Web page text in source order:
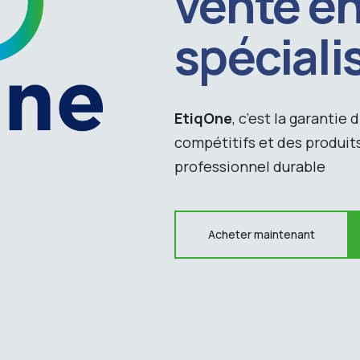
EtiqOne, c’est la garantie
compétitifs et des
professionnel durable
Acheter maintenant